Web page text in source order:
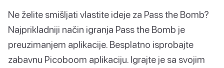
Ne želite smišljati vlastite ideje za Pass the Bomb?
Najprikladniji način igranja Pass the Bomb je
preuzimanjem aplikacije. Besplatno isprobajte
zabavnu Picoboom aplikaciju. Igrajte je sa svojim